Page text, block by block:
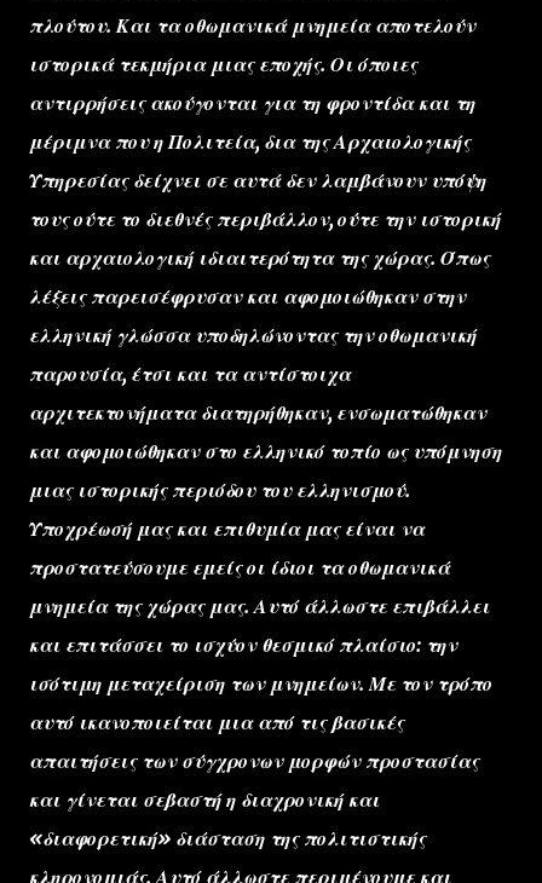
πλούτου. Και τα οθωμανικά μνημεία αποτελούν
ιστορικά τεκμήρια μιας εποχής. Οι όποιες
αντιρρήσεις ακούγονται για τη φροντίδα και τη
μέριμνα που η Πολιτεία, δια της Αρχαιολογικής
Υπηρεσίας δείχνει σε αυτά δεν λαμβάνουν υπόψη
τους ούτε το διεθνές περιβάλλον, ούτε την ιστορική
και αρχαιολογική ιδιαιτερότητα της χώρας. Όπως
λέξεις παρεισέφρυσαν και αφομοιώθηκαν στην
ελληνική γλώσσα υποδηλώνοντας την οθωμανική
παρουσία, έτσι και τα αντίστοιχα
αρχιτεκτονήματα διατηρήθηκαν, ενσωματώθηκαν
και αφομοιώθηκαν στο ελληνικό τοπίο ως υπόμνηση
μιας ιστορικής περιόδου του ελληνισμού.
Υποχρέωσή μας και επιθυμία μας είναι να
προστατεύσουμε εμείς οι ίδιοι τα οθωμανικά
μνημεία της χώρας μας. Αυτό άλλωστε επιβάλλει
και επιτάσσει το ισχύον θεσμικό πλαίσιο: την
ισότιμη μεταχείριση των μνημείων. Με τον τρόπο
αυτό ικανοποιείται μια από τις βασικές
απαιτήσεις των σύγχρονων μορφών προστασίας
και γίνεται σεβαστή η διαχρονική και
«διαφορετική» διάσταση της πολιτιστικής
κληρονομιάς. Αυτό άλλωστε περιμένουμε και